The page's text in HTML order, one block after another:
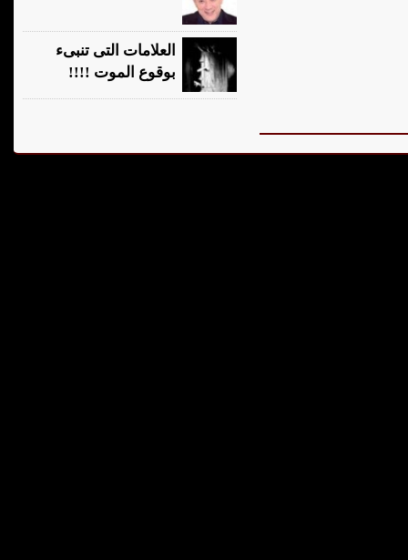
العلامات التى تنبىء
بوقوع الموت !!!!